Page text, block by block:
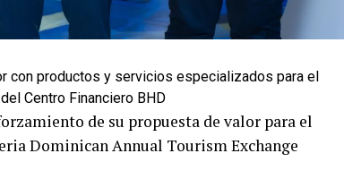
con productos y servicios especializados para el
Centro Financiero BHD
de su propuesta de valor para el
Dominican Annual Tourism Exchange